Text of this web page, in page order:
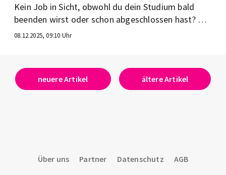
Kein Job in Sicht, obwohl du dein Studium bald
beenden wirst oder schon abgeschlossen hast? Wir
haben dir zusammengefasst, was du jetzt tun
08.12.2025, 09:10 Uhr
neuere Artikel ältere Artikel
Über uns Partner Datenschutz AGB